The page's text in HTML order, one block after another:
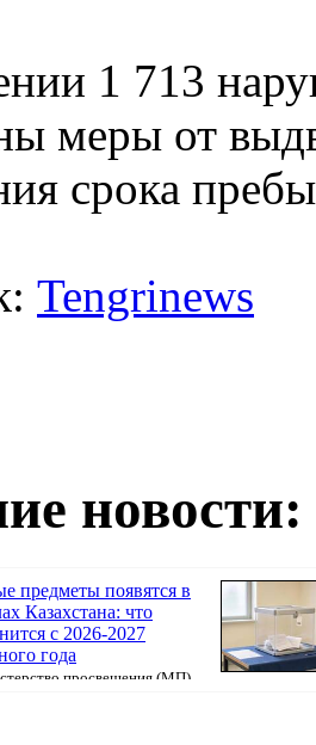
1 713
меры от
срока
Tengrinews
новости:
предметы появятся в
Казахстана: что
с 2026-2027
года
просвещения (МП)